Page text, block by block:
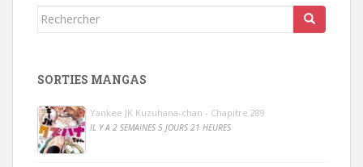
Rechercher...
SORTIES MANGAS
Yankee JK Kuzuhana-chan - Chapitre 289
IL Y A 2 SEMAINES 5 JOURS 21 HEURES